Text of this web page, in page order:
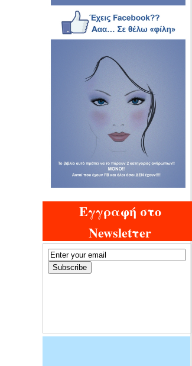
Μοναδικά σχέδια
Εγγραφή στο
Newsletτer